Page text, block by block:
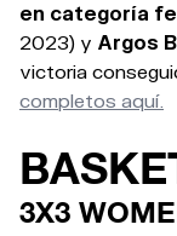
en categoría
2023) y Argos
victoria
completos aquí.
3X3